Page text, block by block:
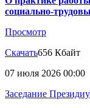
социально-
Просмотр
Скачать656 Кбайт
07 июля 2026 00:00
Заседание